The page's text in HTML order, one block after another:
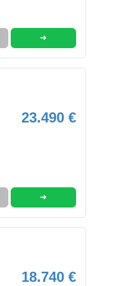
➜
23.490 €
➜
18.740 €